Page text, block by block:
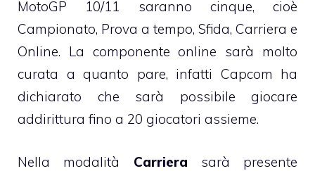
MotoGP 10/11 saranno cinque, cioè
Campionato, Prova a tempo, Sfida, Carriera e
Online. La componente online sarà molto
curata a quanto pare, infatti Capcom ha
dichiarato che sarà possibile giocare
addirittura fino a 20 giocatori assieme.
Nella modalità Carriera sarà presente